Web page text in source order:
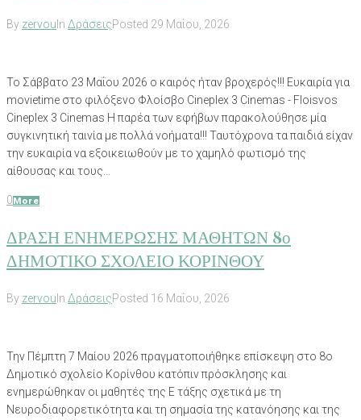
By zervou In ΔράσειςPosted 29 Μαΐου, 2026
Το Σάββατο 23 Μαΐου 2026 ο καιρός ήταν βροχερός!!! Ευκαιρία για
movietime στο φιλόξενο Φλοίσβο Cineplex 3 Cinemas - Floisvos
Cineplex 3 Cinemas Η παρέα των εφήβων παρακολούθησε μία
συγκινητική ταινία με πολλά νοήματα!!! Ταυτόχρονα τα παιδιά είχαν
την ευκαιρία να εξοικειωθούν με το χαμηλό φωτισμό της
αίθουσας και τους...
0 More
ΔΡΑΣΗ ΕΝΗΜΕΡΩΣΗΣ ΜΑΘΗΤΩΝ 8ο
ΔΗΜΟΤΙΚΟ ΣΧΟΛΕΙΟ ΚΟΡΙΝΘΟΥ
By zervou In ΔράσειςPosted 16 Μαΐου, 2026
Την Πέμπτη 7 Μαίου 2026 πραγματοποιήθηκε επίσκεψη στο 8ο
Δημοτικό σχολείο Κορίνθου κατόπιν πρόσκλησης και
ενημερώθηκαν οι μαθητές της Ε τάξης σχετικά με τη
Νευροδιαφορετικότητα και τη σημασία της κατανόησης και της